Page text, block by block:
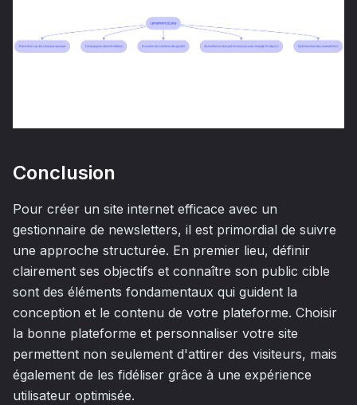
Conclusion
Pour créer un site internet efficace avec un
gestionnaire de newsletters, il est primordial de suivre
une approche structurée. En premier lieu, définir
clairement ses objectifs et connaître son public cible
sont des éléments fondamentaux qui guident la
conception et le contenu de votre plateforme. Choisir
la bonne plateforme et personnaliser votre site
permettent non seulement d'attirer des visiteurs, mais
également de les fidéliser grâce à une expérience
utilisateur optimisée.